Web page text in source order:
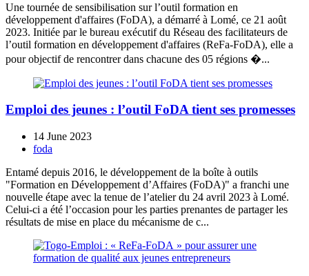
Une tournée de sensibilisation sur l’outil formation en
développement d'affaires (FoDA), a démarré à Lomé, ce 21 août
2023. Initiée par le bureau exécutif du Réseau des facilitateurs de
l’outil formation en développement d'affaires (ReFa-FoDA), elle a
pour objectif de rencontrer dans chacune des 05 régions �...
Emploi des jeunes : l’outil FoDA tient ses promesses
14 June 2023
foda
Entamé depuis 2016, le développement de la boîte à outils
"Formation en Développement d’Affaires (FoDA)" a franchi une
nouvelle étape avec la tenue de l’atelier du 24 avril 2023 à Lomé.
Celui-ci a été l’occasion pour les parties prenantes de partager les
résultats de mise en place du mécanisme de c...